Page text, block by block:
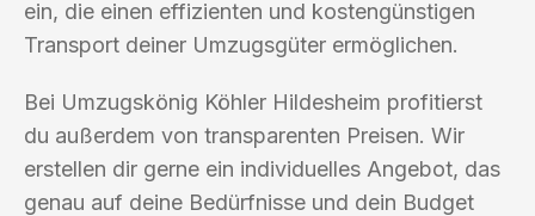
ein, die einen effizienten und kostengünstigen
Transport deiner Umzugsgüter ermöglichen.
Bei Umzugskönig Köhler Hildesheim profitierst
du außerdem von transparenten Preisen. Wir
erstellen dir gerne ein individuelles Angebot, das
genau auf deine Bedürfnisse und dein Budget